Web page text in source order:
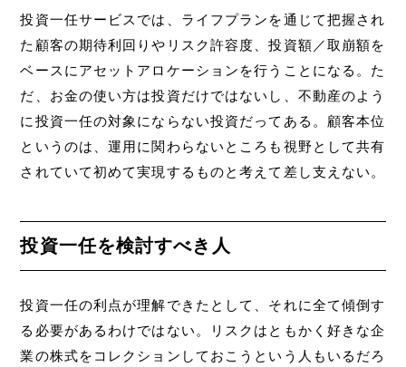
投資一任サービスでは、ライフプランを通じて把握され
た顧客の期待利回りやリスク許容度、投資額／取崩額を
ベースにアセットアロケーションを行うことになる。た
だ、お金の使い方は投資だけではないし、不動産のよう
に投資一任の対象にならない投資だってある。顧客本位
というのは、運用に関わらないところも視野として共有
されていて初めて実現するものと考えて差し支えない。
投資一任を検討すべき人
投資一任の利点が理解できたとして、それに全て傾倒す
る必要があるわけではない。リスクはともかく好きな企
業の株式をコレクションしておこうという人もいるだろ